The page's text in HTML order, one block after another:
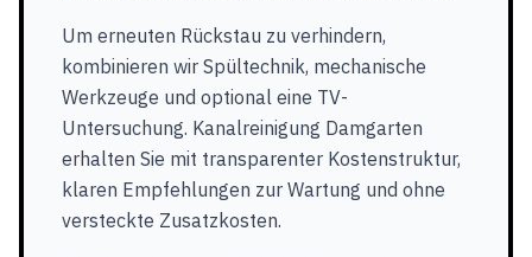
Um erneuten Rückstau zu verhindern,
kombinieren wir Spültechnik, mechanische
Werkzeuge und optional eine TV-
Untersuchung. Kanalreinigung Damgarten
erhalten Sie mit transparenter Kostenstruktur,
klaren Empfehlungen zur Wartung und ohne
versteckte Zusatzkosten.